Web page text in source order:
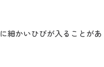
細かいひびが入ることが